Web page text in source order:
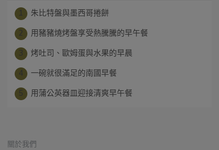
朱比特盤與墨西哥捲餅
用豬豬燒烤盤享受熱騰騰的早午餐
烤吐司、歐姆蛋與水果的早晨
一碗就很滿足的南國早餐
用蒲公英器皿迎接清爽早午餐
關於我們